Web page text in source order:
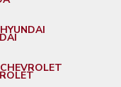
HYUNDAI
CHEVROLET